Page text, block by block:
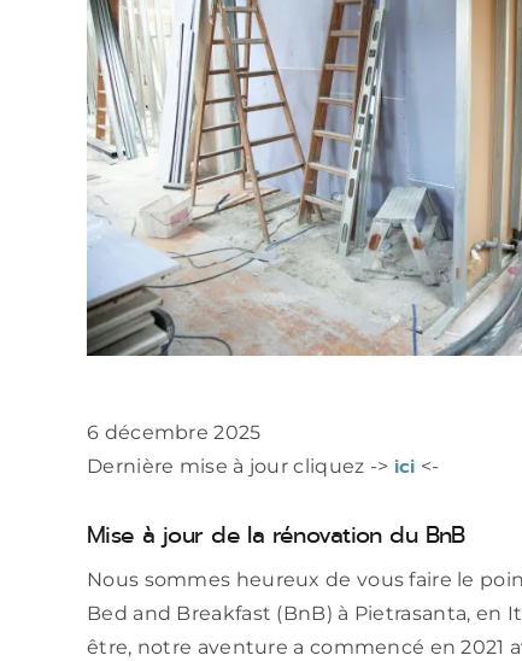
6 décembre 2025
Dernière mise à jour cliquez -> ici <-
Mise à jour de la rénovation du BnB
Nous sommes heureux de vous faire le
Bed and Breakfast (BnB) à Pietrasanta, en
être, notre aventure a commencé en 2021